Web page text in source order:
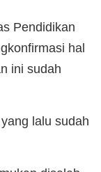
Pendidikan
hal
ini sudah
lalu sudah